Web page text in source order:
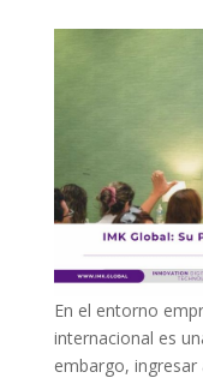
En el entorno
internacional es
embargo,